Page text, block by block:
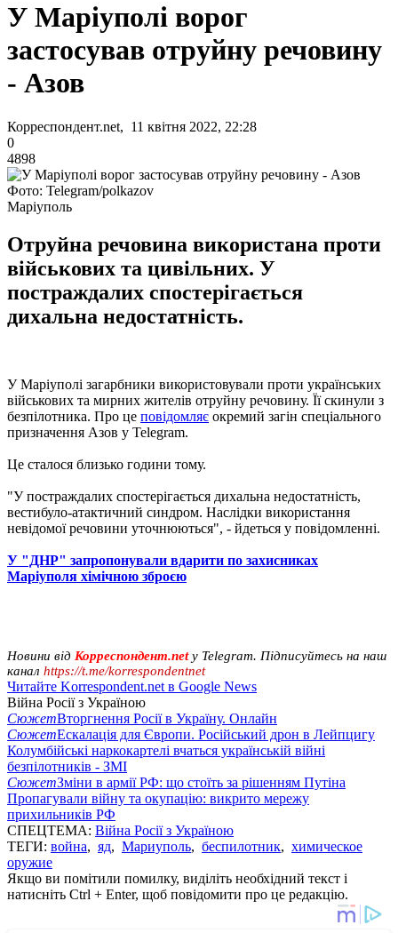
У Маріуполі ворог
застосував отруйну речовину
- Азов
Корреспондент.net, 11 квітня 2022, 22:28
0
4898
Фото: Telegram/polkazov
Маріуполь
Отруйна речовина використана проти
військових та цивільних. У
постраждалих спостерігається
дихальна недостатність.
У Маріуполі загарбники використовували проти українських
військових та мирних жителів отруйну речовину. Її скинули з
безпілотника. Про це повідомляє окремий загін спеціального
призначення Азов у Telegram.
Це сталося близько години тому.
"У постраждалих спостерігається дихальна недостатність,
вестибуло-атактичний синдром. Наслідки використання
невідомої речовини уточнюються", - йдеться у повідомленні.
У "ДНР" запропонували вдарити по захисниках
Маріуполя хімічною зброєю
Новини від Корреспондент.netу Telegram. Підписуйтесь на наш
канал https://t.me/korrespondentnet
Читайте Korrespondent.net в Google News
Війна Росії з Україною
СюжетВторгнення Росії в Україну. Онлайн
СюжетЕскалація для Європи. Російський дрон в Лейпцигу
Колумбійські наркокартелі вчаться українській війні
безпілотників - ЗМІ
СюжетЗміни в армії РФ: що стоїть за рішенням Путіна
Пропагували війну та окупацію: викрито мережу
прихильників РФ
СПЕЦТЕМА: Війна Росії з Україною
ТЕГИ: война, яд, Мариуполь, беспилотник, химическое
оружие
Якщо ви помітили помилку, виділіть необхідний текст і
натисніть Ctrl + Enter, щоб повідомити про це редакцію.